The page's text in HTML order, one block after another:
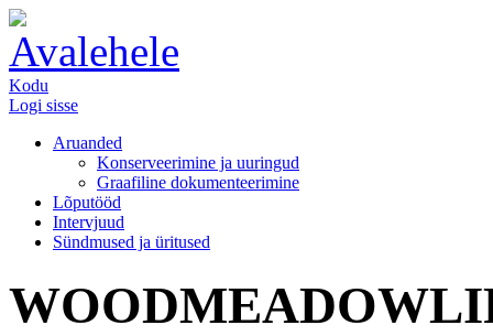
Kodu
Logi sisse
Aruanded
Konserveerimine ja uuringud
Graafiline dokumenteerimine
Lõputööd
Intervjuud
Sündmused ja üritused